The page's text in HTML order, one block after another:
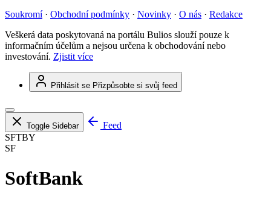
Soukromí · Obchodní podmínky · Novinky · O nás · Redakce
Veškerá data poskytovaná na portálu Bulios slouží pouze k
informačním účelům a nejsou určena k obchodování nebo
investování. Zjistit více
Přihlásit se Přizpůsobte si svůj feed
Toggle Sidebar
Feed
SFTBY
SF
SoftBank